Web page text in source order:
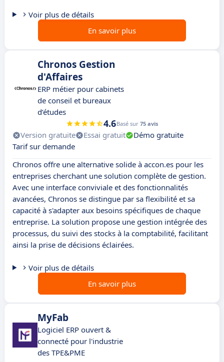
Voir plus de détails
En savoir plus
Chronos Gestion
d'Affaires
ERP métier pour cabinets
de conseil et bureaux
d’études
4.6Basé sur 75 avis
Version gratuite Essai gratuit
Démo gratuite
Tarif sur demande
Chronos offre une alternative solide à accon.es pour les
entreprises cherchant une solution complète de gestion.
Avec une interface conviviale et des fonctionnalités
avancées, Chronos se distingue par sa flexibilité et sa
capacité à s'adapter aux besoins spécifiques de chaque
entreprise. La solution propose une gestion intégrée des
processus, du suivi des stocks à la comptabilité, facilitant
ainsi la prise de décisions éclairées.
Voir plus de détails
En savoir plus
MyFab
Logiciel ERP ouvert &
connecté pour l'industrie
des TPE&PME